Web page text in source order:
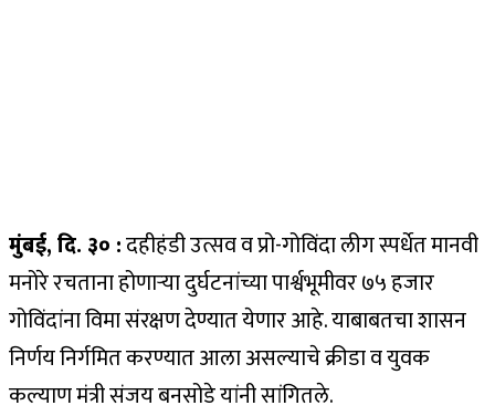
मुंबई,दि. ३० :दहीहंडी उत्सव व प्रो-गोविंदा लीग स्पर्धेत मानवी
मनोरे रचताना होणाऱ्या दुर्घटनांच्या पार्श्वभूमीवर ७५ हजार
गोविंदांना विमा संरक्षण देण्यात येणार आहे. याबाबतचा शासन
निर्णय निर्गमित करण्यात आला असल्याचे क्रीडा व युवक
कल्याण मंत्री संजय बनसोडे यांनी सांगितले.